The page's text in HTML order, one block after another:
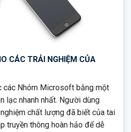
CÁC TRẢI NGHIỆM CỦA
các Nhóm Microsoft bằng một
lạc nhanh nhất. Người dùng
chất lượng đã biết của tai
truyền thông hoàn hảo để dễ